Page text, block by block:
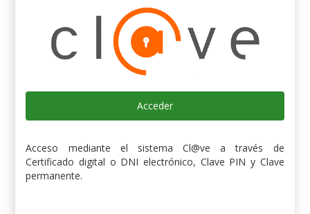
Acceder
Acceso mediante el sistema Cl@ve a través de
Certificado digital o DNI electrónico, Clave PIN y Clave
permanente.